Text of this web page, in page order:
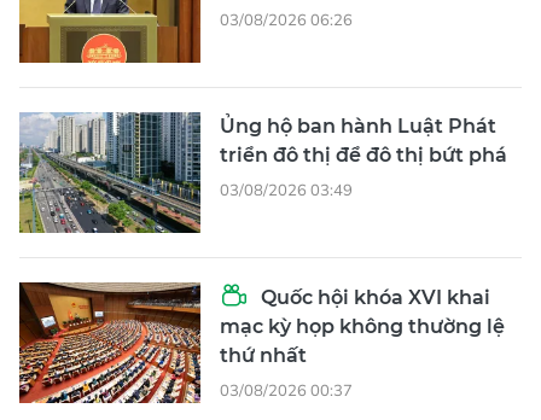
03/08/2026 06:26
Ủng hộ ban hành Luật Phát
triển đô thị để đô thị bứt phá
03/08/2026 03:49
Quốc hội khóa XVI khai
mạc kỳ họp không thường lệ
thứ nhất
03/08/2026 00:37